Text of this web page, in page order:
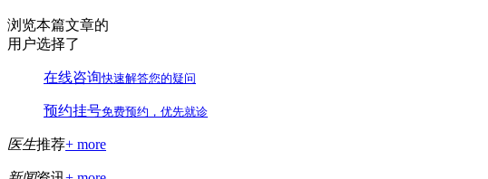
浏览本篇文章的
用户选择了
在线咨询快速解答您的疑问
预约挂号免费预约，优先就诊
医生推荐+ more